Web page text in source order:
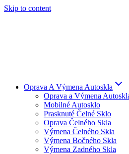
Skip to content
Oprava A Výmena Autoskla
Oprava a Výmena
Mobilné Autosklo
Prasknuté Čelné Sklo
Oprava Čelného Skla
Výmena Čelného Skla
Výmena Bočného Skla
Výmena Zadného Skla